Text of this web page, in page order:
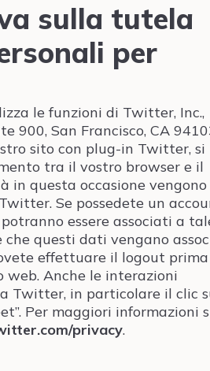
sulla tutela
per
le funzioni di Twitter, Inc.,
900, San Francisco, CA
sito con plug-in Twitter, si
tra il vostro browser e il
in questa occasione vengono
Se possedete un
essere associati a
che questi dati vengano
effettuare il logout
Anche le interazioni
Twitter, in particolare il clic
Per maggiori informazioni
privacy.